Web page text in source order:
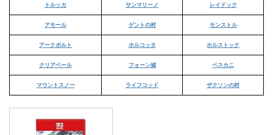
トルッカ サンマリーノ レイドック
アモール ゲントの村 モンストル
アークボルト ホルコッタ ホルストック
クリアベール フォーン城 ペスカニ
マウントスノー ライフコッド ザクソンの村